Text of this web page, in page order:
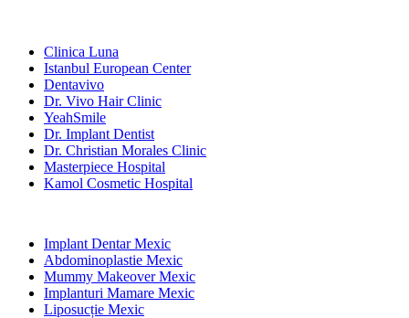
Clinica Luna
Istanbul European Center
Dentavivo
Dr. Vivo Hair Clinic
YeahSmile
Dr. Implant Dentist
Dr. Christian Morales Clinic
Masterpiece Hospital
Kamol Cosmetic Hospital
Implant Dentar Mexic
Abdominoplastie Mexic
Mummy Makeover Mexic
Implanturi Mamare Mexic
Liposucție Mexic